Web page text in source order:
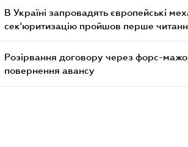
В Україні запровадять європейські
сек'юритизацію пройшов перше
Розірвання договору через форс-
повернення авансу